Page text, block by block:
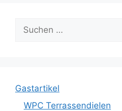
Suche
nach:
Gastartikel
WPC Terrassendielen